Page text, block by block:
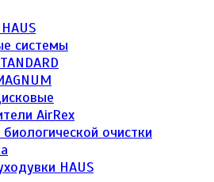
системы
AirRex
биологической очистки
HAUS